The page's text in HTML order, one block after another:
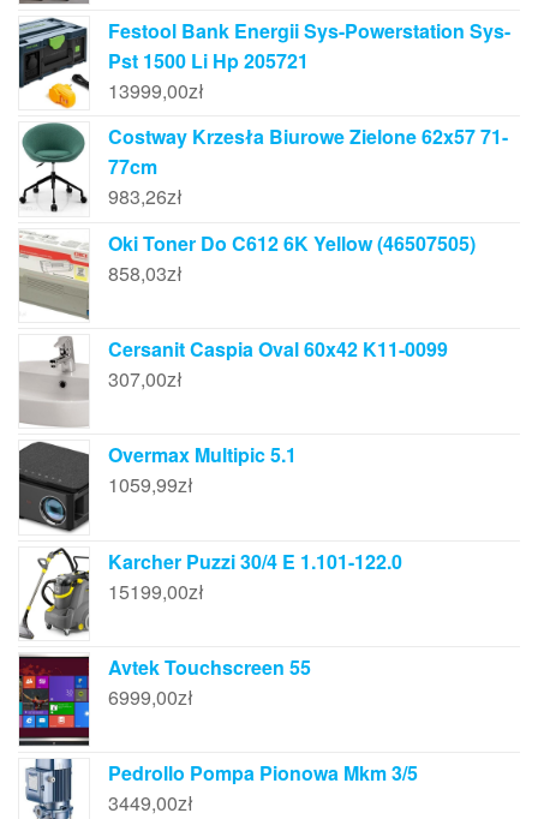
Festool Bank Energii Sys-Powerstation Sys-
Pst 1500 Li Hp 205721
13999,00zł
Costway Krzesła Biurowe Zielone 62x57 71-
77cm
983,26zł
Oki Toner Do C612 6K Yellow (46507505)
858,03zł
Cersanit Caspia Oval 60x42 K11-0099
307,00zł
Overmax Multipic 5.1
1059,99zł
Karcher Puzzi 30/4 E 1.101-122.0
15199,00zł
Avtek Touchscreen 55
6999,00zł
Pedrollo Pompa Pionowa Mkm 3/5
3449,00zł